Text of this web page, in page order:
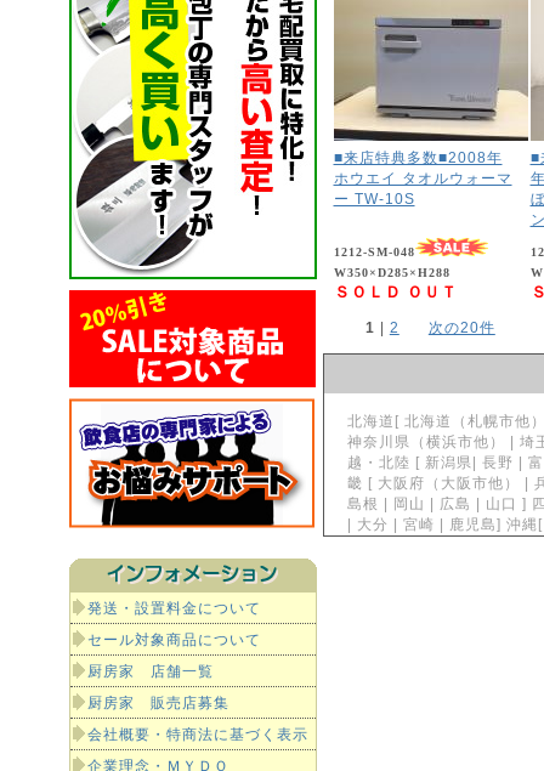
発送・設置料金について
セール対象商品について
厨房家 店舗一覧
厨房家 販売店募集
会社概要・特商法に基づく表示
企業理念・ＭＹＤＯ
■来店特典多数■2008年
ホウエイ タオルウォーマ
ー TW-10S
1212-SM-048
W350×D285×H288
ＳＯＬＤ ＯＵＴ
■
1 | 2 次の20件
北海道[ 北海道（札幌市他
神奈川県（横浜市他） | 埼
越・北陸 [ 新潟県| 長野 |
畿 [ 大阪府（大阪市他） |
島根 | 岡山 | 広島 | 山口 ]
| 大分 | 宮崎 | 鹿児島] 沖